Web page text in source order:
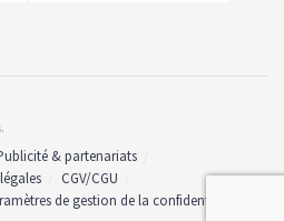
& partenariats
CGV/CGU
de gestion de la confidentialité